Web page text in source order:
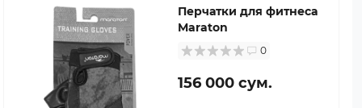
Перчатки для фитнеса
Maraton
0
156 000 сум.